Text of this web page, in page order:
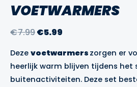
VOETWARMERS
€7.99Oorspronkelijke
was:
€7.99.
€5.99
is:
€5.99.
Deze voetwarmers zorgen er
heerlijk warm blijven tijdens het
buitenactiviteiten. Deze set